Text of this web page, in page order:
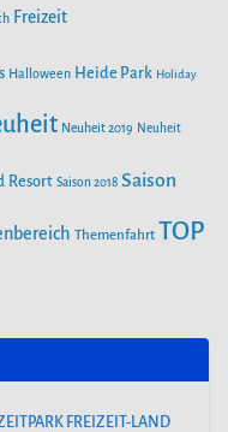
Freizeit
Halloween Heide Park Holiday
Neuheit 2019 Neuheit
Resort Saison 2018 Saison
Themenfahrt TOP
FREIZEIT-LAND